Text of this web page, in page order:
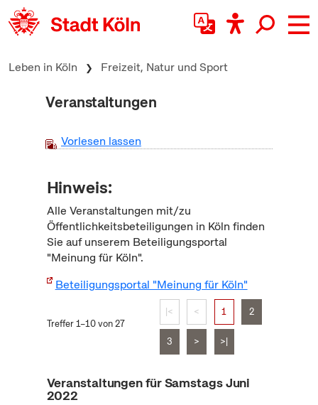
zum Inhalt springen
Leben in Köln Freizeit, Natur und Sport
Veranstaltungen
Vorlesen lassen
Hinweis:
Alle Veranstaltungen mit/zu
Öffentlichkeitsbeteiligungen in Köln finden
Sie auf unserem Beteiligungsportal
"Meinung für Köln".
Beteiligungsportal "Meinung für Köln"
Treffer 1–10 von 27
|< < 1 2
3 > >|
Veranstaltungen für Samstags Juni
2022